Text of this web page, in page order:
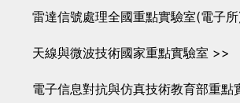
雷達信號處理全國重點實驗室(電子
天線與微波技術國家重點實驗室 >>
電子信息對抗與仿真技術教育部重點